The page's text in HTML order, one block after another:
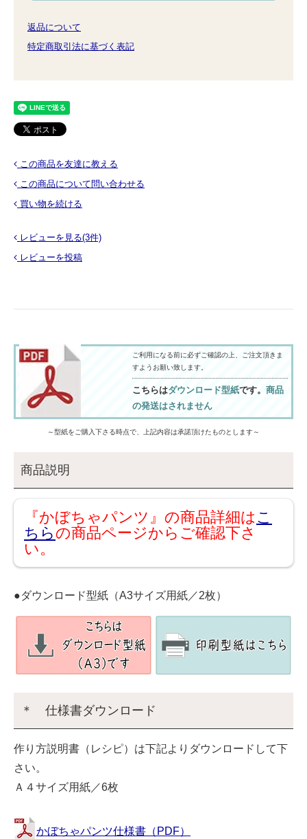
返品について
特定商取引法に基づく表記
この商品を友達に教える
この商品について問い合わせる
買い物を続ける
レビューを見る(3件)
レビューを投稿
ご利用になる前に必ずご確認の上、ご注文頂きま
すようお願い致します。
こちらはダウンロード型紙です。 商品
の発送はされません
～型紙をご購入下さる時点で、上記内容は承諾頂けたものとします～
商品説明
『かぼちゃパンツ』の商品詳細は こ
ちらの商品ページからご確認下さ
い。
●ダウンロード型紙（A3サイズ用紙／2枚）
＊ 仕様書ダウンロード
作り方説明書（レシピ）は下記よりダウンロードして下
さい。
Ａ４サイズ用紙／6枚
かぼちゃパンツ仕様書（PDF）